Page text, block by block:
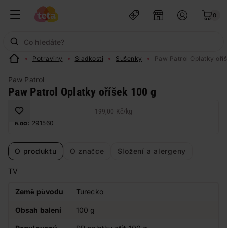
0
Potraviny Sladkosti Sušenky Paw Patrol Oplatky
Paw Patrol
Paw Patrol Oplatky oříšek 100 g
199,00 Kč/kg
Kód: 291560
O produktu O značce Složení a alergeny
TV
Země původu Turecko
Obsah balení 100 g